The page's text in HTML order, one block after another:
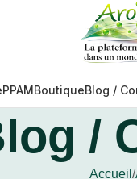
PPAMBoutiqueBlog /
/
Accueil